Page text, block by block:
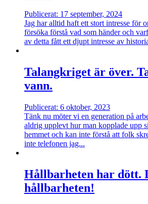
Publicerat: 17 september, 2024
Jag har alltid haft ett stort intresse för
försöka förstå vad som händer och
av detta fått ett djupt intresse av
Talangkriget är över.
vann.
Publicerat: 6 oktober, 2023
Tänk nu möter vi en generation på
aldrig upplevt hur man kopplade upp
hemmet och kan inte förstå att folk
inte telefonen jag...
Hållbarheten har dött.
hållbarheten!